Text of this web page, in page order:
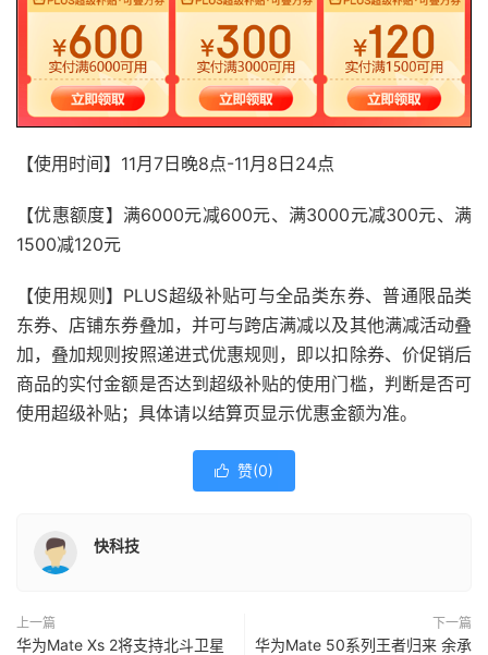
【使用时间】11月7日晚8点-11月8日24点
【优惠额度】满6000元减600元、满3000元减300元、满
1500减120元
【使用规则】PLUS超级补贴可与全品类东券、普通限品类
东券、店铺东券叠加，并可与跨店满减以及其他满减活动叠
加，叠加规则按照递进式优惠规则，即以扣除券、价促销后
商品的实付金额是否达到超级补贴的使用门槛，判断是否可
使用超级补贴；具体请以结算页显示优惠金额为准。
 赞(0)
快科技
上一篇
华为Mate Xs 2将支持北斗卫星
下一篇
华为Mate 50系列王者归来 余承